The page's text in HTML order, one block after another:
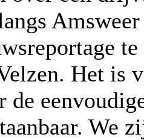
Het is
de
We